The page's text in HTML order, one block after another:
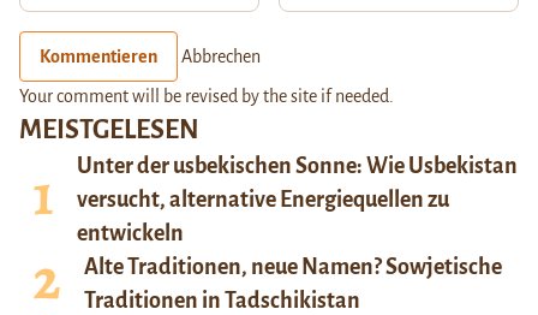
MEISTGELESEN
Unter der usbekischen Sonne: Wie Usbekistan
versucht, alternative Energiequellen zu
entwickeln
Alte Traditionen, neue Namen? Sowjetische
Traditionen in Tadschikistan
Kommentieren Abbrechen
Your comment will be revised by the site if needed.